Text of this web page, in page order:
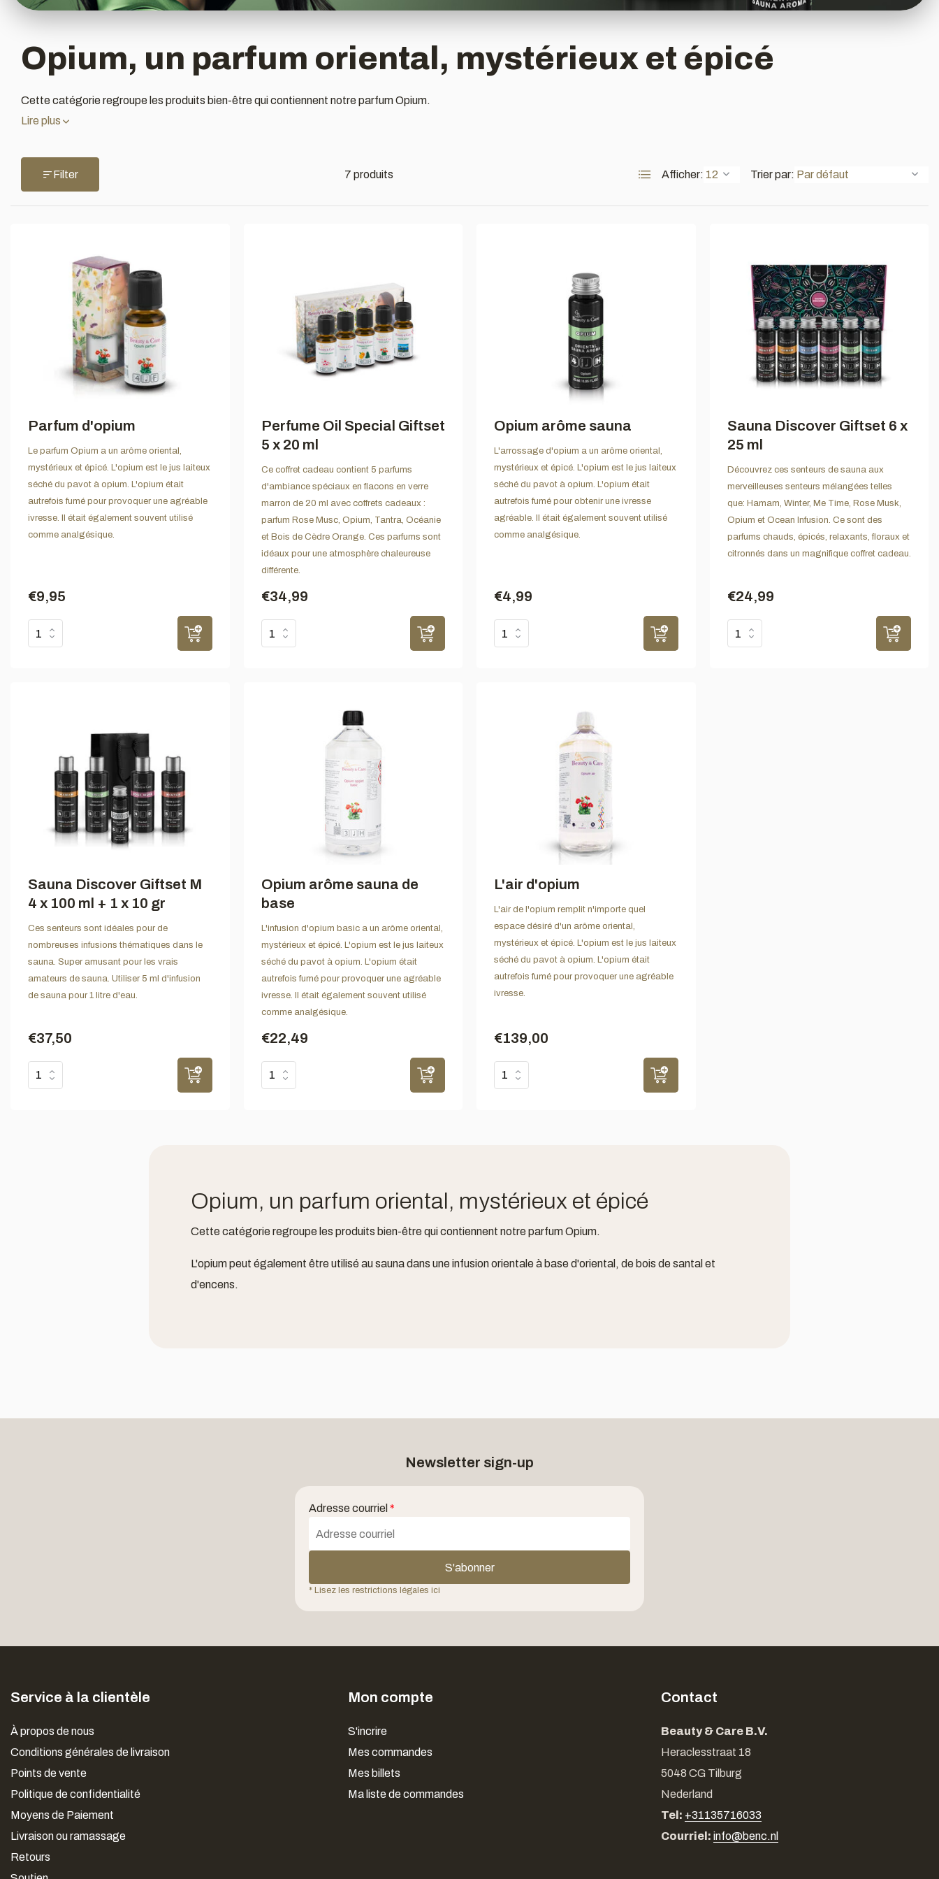
Opium, un parfum oriental, mystérieux et épicé
Cette catégorie regroupe les produits bien-être qui contiennent notre parfum Opium.
Lire plus
Filter 7 produits Afficher: Trier par:
Parfum d'opium
Le parfum Opium a un arôme oriental,
mystérieux et épicé. L'opium est le jus laiteux
séché du pavot à opium. L'opium était
autrefois fumé pour provoquer une agréable
ivresse. Il était également souvent utilisé
comme analgésique.
€9,95
Perfume Oil Special Giftset
5 x 20 ml
Ce coffret cadeau contient 5 parfums
d'ambiance spéciaux en flacons en verre
marron de 20 ml avec coffrets cadeaux :
parfum Rose Musc, Opium, Tantra, Océanie
et Bois de Cèdre Orange. Ces parfums sont
idéaux pour une atmosphère chaleureuse
différente.
€34,99
Opium arôme sauna
L'arrossage d'opium a un arôme oriental,
mystérieux et épicé. L'opium est le jus laiteux
séché du pavot à opium. L'opium était
autrefois fumé pour obtenir une ivresse
agréable. Il était également souvent utilisé
comme analgésique.
€4,99
Sauna Discover Giftset 6 x
25 ml
Découvrez ces senteurs de sauna aux
merveilleuses senteurs mélangées telles
que: Hamam, Winter, Me Time, Rose Musk,
Opium et Ocean Infusion. Ce sont des
parfums chauds, épicés, relaxants, floraux et
citronnés dans un magnifique coffret cadeau.
€24,99
Sauna Discover Giftset M
4 x 100 ml + 1 x 10 gr
Ces senteurs sont idéales pour de
nombreuses infusions thématiques dans le
sauna. Super amusant pour les vrais
amateurs de sauna. Utiliser 5 ml d'infusion
de sauna pour 1 litre d'eau.
€37,50
Opium arôme sauna de
base
L'infusion d'opium basic a un arôme oriental,
mystérieux et épicé. L'opium est le jus laiteux
séché du pavot à opium. L'opium était
autrefois fumé pour provoquer une agréable
ivresse. Il était également souvent utilisé
comme analgésique.
€22,49
L'air d'opium
L'air de l'opium remplit n'importe quel
espace désiré d'un arôme oriental,
mystérieux et épicé. L'opium est le jus laiteux
séché du pavot à opium. L'opium était
autrefois fumé pour provoquer une agréable
ivresse.
€139,00
Opium, un parfum oriental, mystérieux et épicé
Cette catégorie regroupe les produits bien-être qui contiennent notre parfum Opium.
L'opium peut également être utilisé au sauna dans une infusion orientale à base d'oriental, de bois de santal et
d'encens.
Newsletter sign-up
Adresse courriel *
S'abonner
* Lisez les restrictions légales ici
Service à la clientèle
À propos de nous
Conditions générales de livraison
Points de vente
Politique de confidentialité
Moyens de Paiement
Livraison ou ramassage
Retours
Mon compte
S'incrire
Mes commandes
Mes billets
Ma liste de commandes
Contact
Beauty & Care B.V.
Heraclesstraat 18
5048 CG Tilburg
Nederland
Tel: +31135716033
Courriel: info@benc.nl